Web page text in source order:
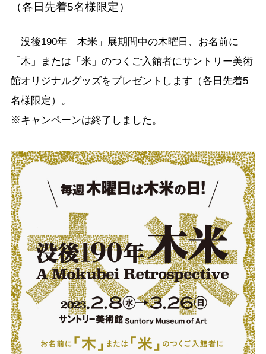
（各日先着5名様限定）
「没後190年 木米」展期間中の木曜日、お名前に
「木」または「米」のつくご入館者にサントリー美術
館オリジナルグッズをプレゼントします（各日先着5
名様限定）。
※キャンペーンは終了しました。